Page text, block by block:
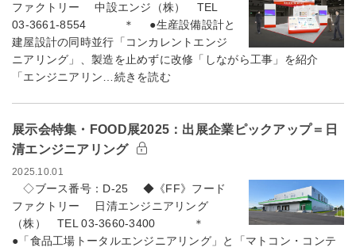
ファクトリー 中設エンジ（株） TEL
03-3661-8554 ＊ ●生産設備設計と
建屋設計の同時並行「コンカレントエンジ
ニアリング」、製造を止めずに改修「しながら工事」を紹介
「エンジニアリン…続きを読む
展示会特集・FOOD展2025：出展企業ピックアップ＝日
清エンジニアリング
2025.10.01
◇ブース番号：D-25 ◆《FF》フード
ファクトリー 日清エンジニアリング
（株） TEL 03-3660-3400 ＊
●「食品工場トータルエンジニアリング」と「マトコン・コンテ